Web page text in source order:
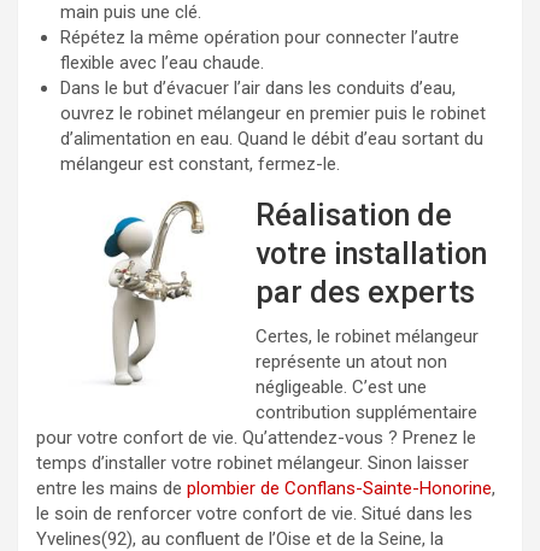
main puis une clé.
Répétez la même opération pour connecter l’autre
flexible avec l’eau chaude.
Dans le but d’évacuer l’air dans les conduits d’eau,
ouvrez le robinet mélangeur en premier puis le robinet
d’alimentation en eau. Quand le débit d’eau sortant du
mélangeur est constant, fermez-le.
Réalisation de
votre installation
par des experts
Certes, le robinet mélangeur
représente un atout non
négligeable. C’est une
contribution supplémentaire
pour votre confort de vie. Qu’attendez-vous ? Prenez le
temps d’installer votre robinet mélangeur. Sinon laisser
entre les mains de plombier de Conflans-Sainte-Honorine,
le soin de renforcer votre confort de vie. Situé dans les
Yvelines(92), au confluent de l’Oise et de la Seine, la